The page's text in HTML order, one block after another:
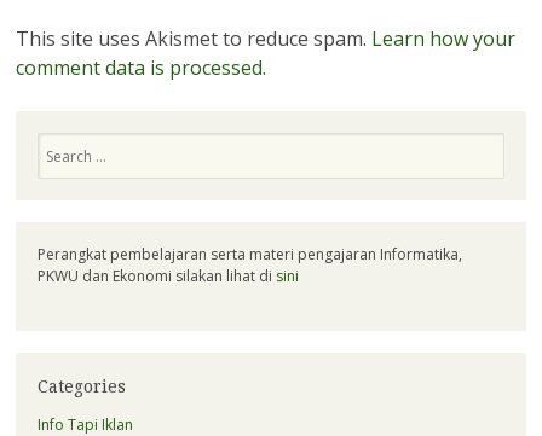
This site uses Akismet to reduce spam. Learn how your
comment data is processed.
Perangkat pembelajaran serta materi pengajaran Informatika,
PKWU dan Ekonomi silakan lihat di sini
Categories
Info Tapi Iklan